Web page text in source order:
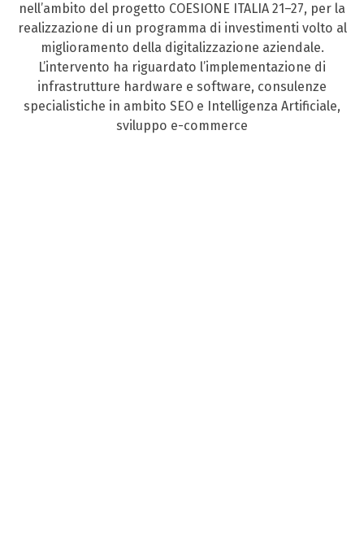
nell’ambito del progetto COESIONE ITALIA 21–27, per la
realizzazione di un programma di investimenti volto al
miglioramento della digitalizzazione aziendale.
L’intervento ha riguardato l’implementazione di
infrastrutture hardware e software, consulenze
specialistiche in ambito SEO e Intelligenza Artificiale,
sviluppo e-commerce